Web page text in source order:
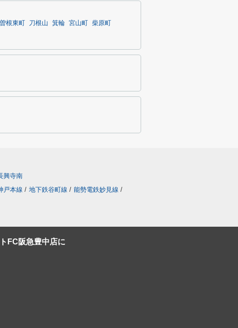
曽根東町 刀根山 箕輪 宮山町
柴原町
興寺南
戸本線 / 地下鉄谷町線 / 能勢電鉄妙見線 /
FC阪急豊中店に